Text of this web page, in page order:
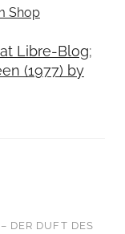
Shop
Libre-Blog;
(1977) by
DER DUFT DES